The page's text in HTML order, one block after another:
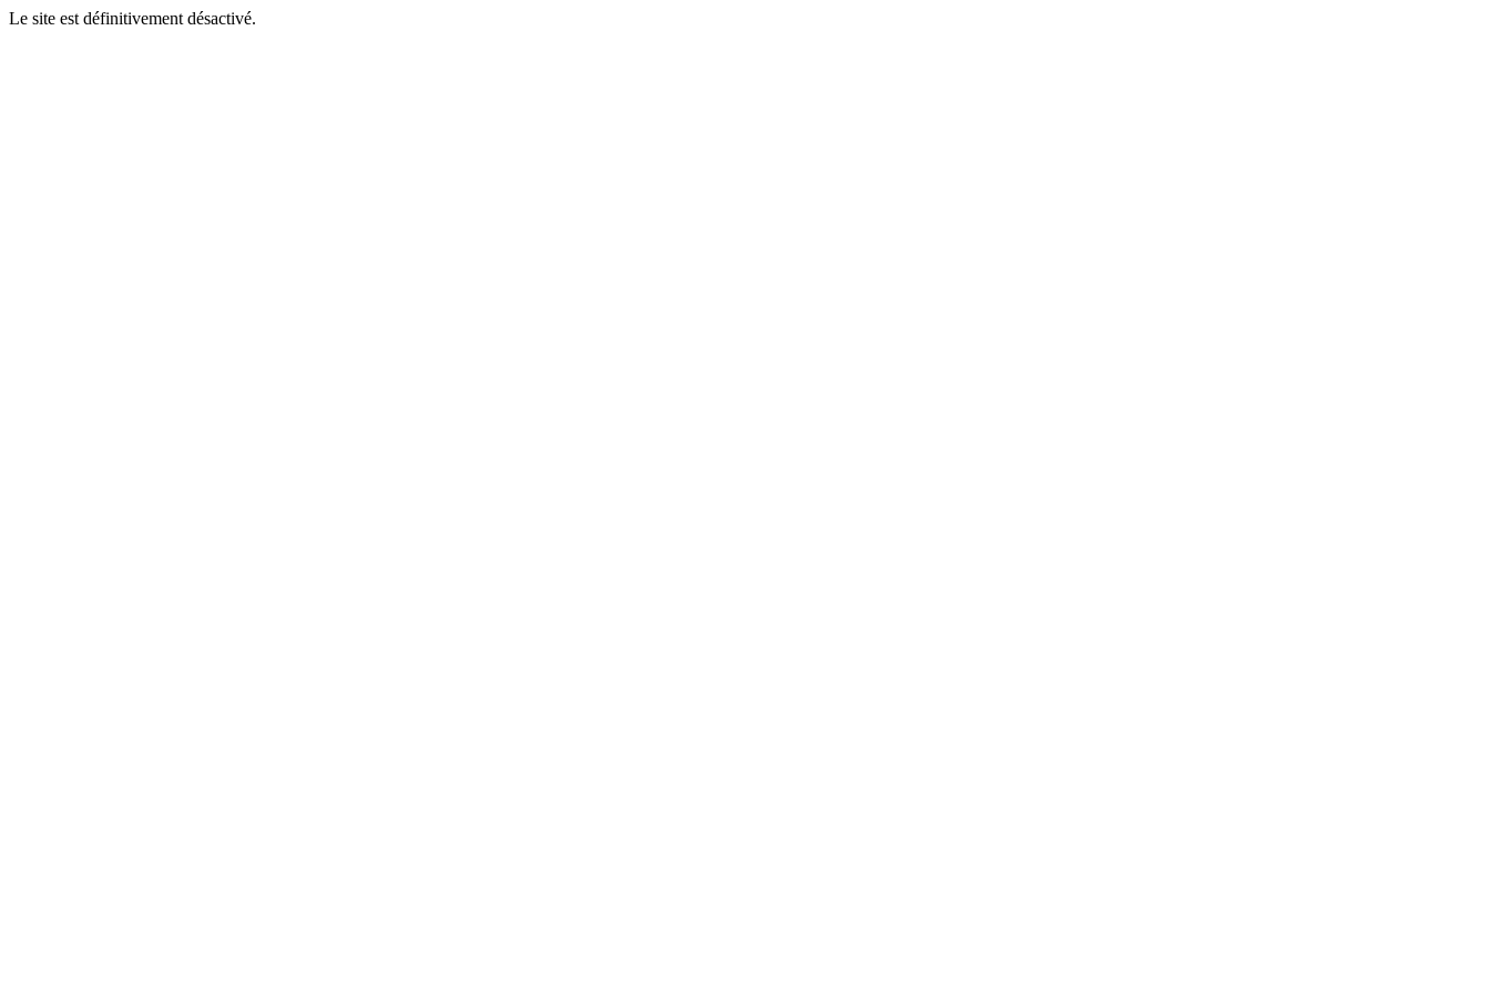
Le site est définitivement désactivé.